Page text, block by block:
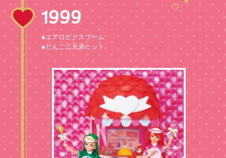
1999
●エアロビクスブーム
●だんご三兄弟ヒット